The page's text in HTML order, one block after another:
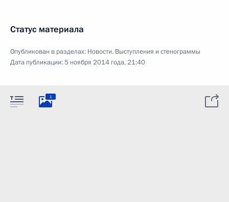
Статус материала
Опубликован в разделах: Новости, Выступления и стенограммы
Дата публикации:5 ноября 2014 года, 21:40
1